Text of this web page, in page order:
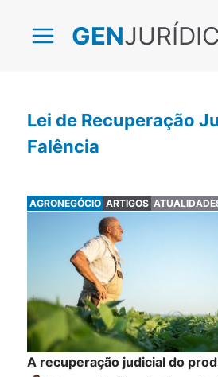
GEN
Lei de Recuperação
Falência
AGRONEGÓCIO ARTIGOS
A recuperação judicial do